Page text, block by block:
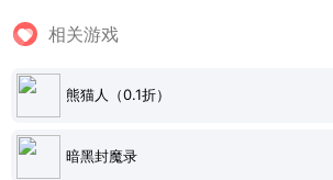
相关游戏
熊猫人（0.1折）
暗黑封魔录